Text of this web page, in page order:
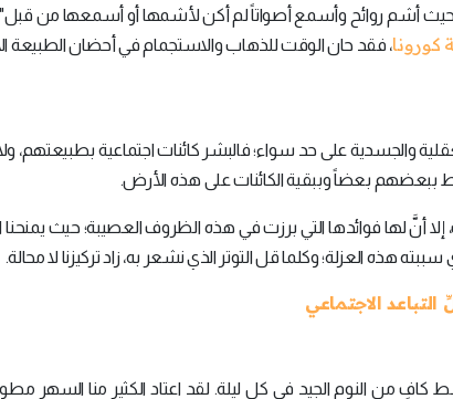
حيث أشم روائح وأسمع أصواتاً لم أكن لأشمها أو أسمعها من
كورونا، فقد حان الوقت للذهاب والاستجمام في أحضان الطبيعة
والجسدية على حد سواء؛ فالبشر كائنات اجتماعية بطبيعتهم،
ببعضهم بعضاً وببقية الكائنات على هذه الأرض.
أنَّ لها فوائدها التي برزت في هذه الظروف العصيبة؛ حيث يمنحنا
هذه العزلة؛ وكلما قل التوتر الذي نشعر به، زاد تركيزنا لا محالة.
من النوم الجيد في كل ليلة. لقد اعتاد الكثير منا السهر